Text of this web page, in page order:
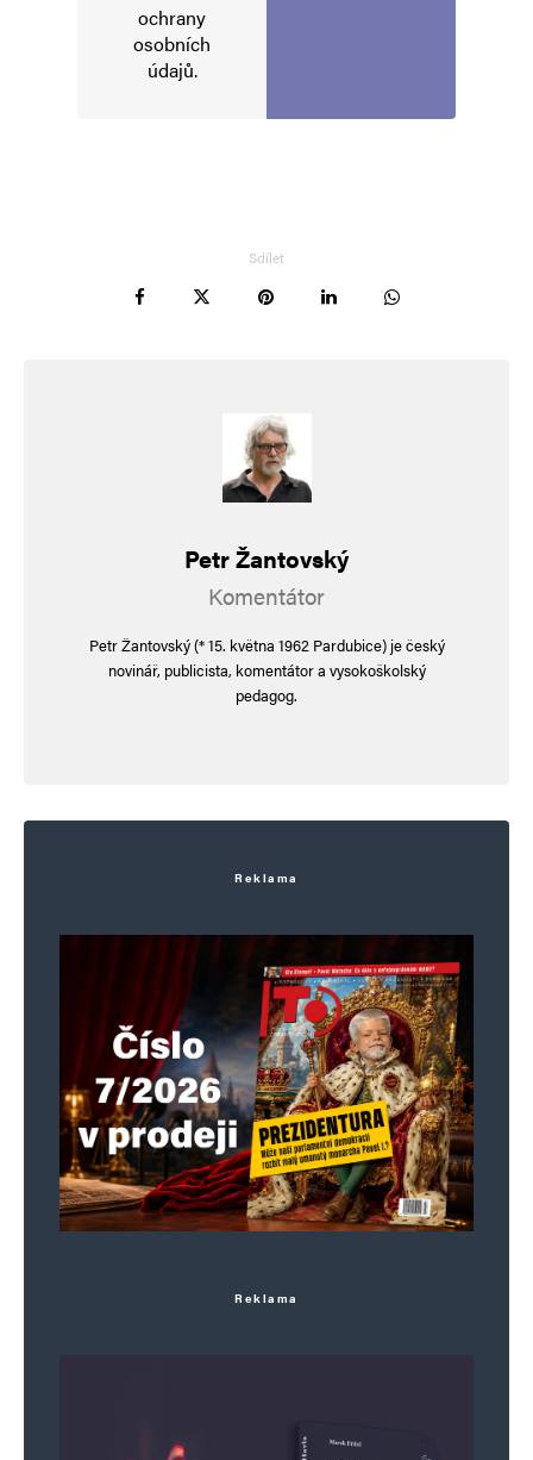
ochrany
osobních
údajů.
Sdílet
Petr Žantovský
Komentátor
Petr Žantovský (* 15. května 1962 Pardubice) je český
novinář, publicista, komentátor a vysokoškolský
pedagog.
Reklama
Reklama